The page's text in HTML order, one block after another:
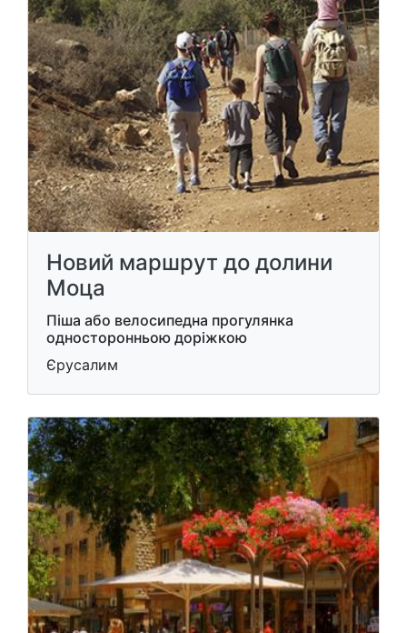
Новий маршрут до долини
Моца
Піша або велосипедна прогулянка
односторонньою доріжкою
Єрусалим